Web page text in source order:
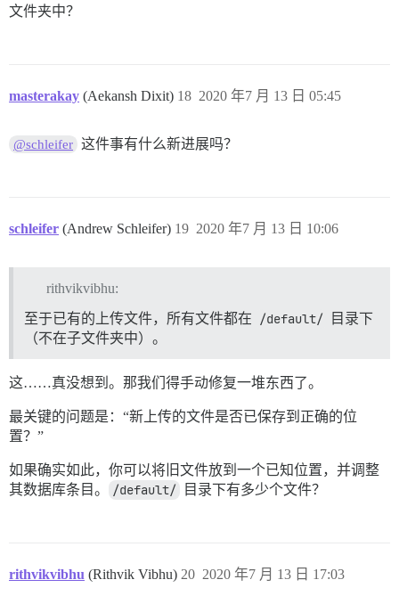
文件夹中？
masterakay (Aekansh Dixit) 2020 年7 月 13 日 05:45
18
@schleifer 这件事有什么新进展吗？
schleifer (Andrew Schleifer) 2020 年7 月 13 日 10:06
19
rithvikvibhu:
至于已有的上传文件，所有文件都在
/default/
目录下
（不在子文件夹中）。
这……真没想到。那我们得手动修复一堆东西了。
最关键的问题是：“新上传的文件是否已保存到正确的位
置？”
如果确实如此，你可以将旧文件放到一个已知位置，并调整
其数据库条目。
/default/ 目录下有多少个文件？
rithvikvibhu (Rithvik Vibhu) 2020 年7 月 13 日 17:03
20